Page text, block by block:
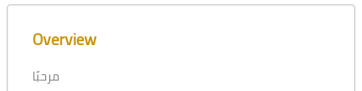
Skip [Cocoon] Course Overview
Overview
مرحبًا